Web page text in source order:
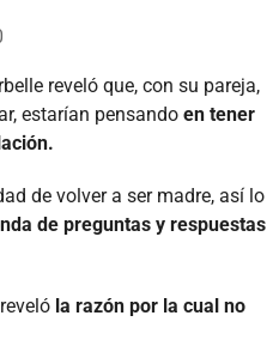
reveló que, con su pareja,
estarían pensando en tener
de volver a ser madre, así lo
de preguntas y respuestas
la razón por la cual no